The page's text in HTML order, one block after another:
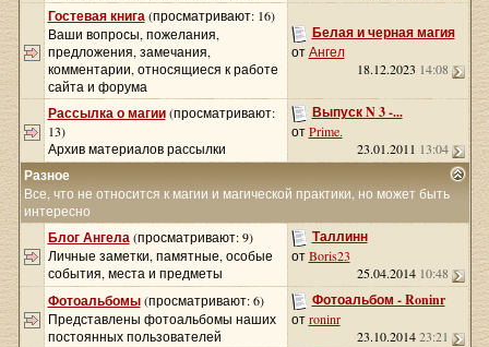
Гостевая книга (просматривают: 16)
Ваши вопросы, пожелания,
предложения, замечания,
комментарии, относящиеся к работе
сайта и форума
Белая и черная магия
отАнгел
18.12.2023 14:08
Рассылка о магии (просматривают:
13)
Архив материалов рассылки
Выпуск N 3 -...
отPrime.
23.01.2011 13:04
Разное
Все, что не относится к магии и магической практики, но может быть
интересно
Блог Ангела (просматривают: 9)
Личные заметки, памятные, особые
события, места и предметы
Таллинн
отBoris23
25.04.2014 10:48
Фотоальбомы (просматривают: 6)
Представлены фотоальбомы наших
постоянных пользователей
Фотоальбом - Roninr
отroninr
23.10.201423:21